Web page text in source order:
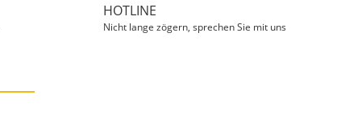
HOTLINE
Nicht lange zögern, sprechen Sie mit uns